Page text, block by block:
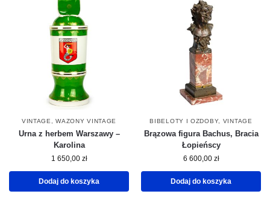
VINTAGE ,WAZONY VINTAGE
Urna z herbem Warszawy –
Karolina
1 650,00 zł
Dodaj do koszyka
BIBELOTY I OZDOBY, VINTAGE
Brązowa figura Bachus, Bracia
Łopieńscy
6 600,00 zł
Dodaj do koszyka